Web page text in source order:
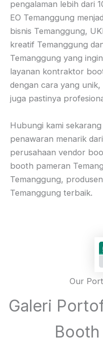
pengalaman lebih dari
EO Temanggung
bisnis Temanggung,
kreatif Temanggung
Temanggung yang
layanan kontraktor
dengan cara yang
juga pastinya
Hubungi kami
penawaran menarik
perusahaan vendor
booth pameran
Temanggung,
Temanggung terbaik.
Our
Galeri
Booth